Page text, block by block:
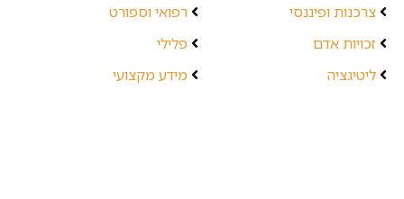
צרכנות ופיננסי
זכויות אדם
ליטיגציה
רפואי וספורט
פלילי
מידע מקצועי